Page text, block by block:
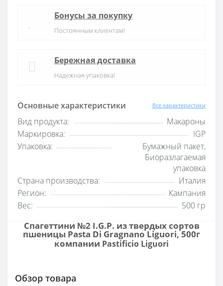
Основные характеристики Все характеристики
Вид продукта:
Макароны
Маркировка:
IGP
Упаковка:
Бумажный пакет,
Биоразлагаемая
упаковка
Страна производства:
Италия
Регион:
Кампания
Вес:
500 гр
Бонусы за покупку
Постоянным клиентам!
Бережная доставка
Надежная упаковка!
Спагеттини №2 I.G.P. из твердых сортов
пшеницы Pasta Di Gragnano Liguori, 500г
компании Pastificio Liguori
Обзор товара